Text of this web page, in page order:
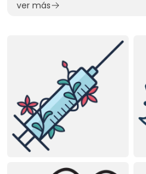
ver más